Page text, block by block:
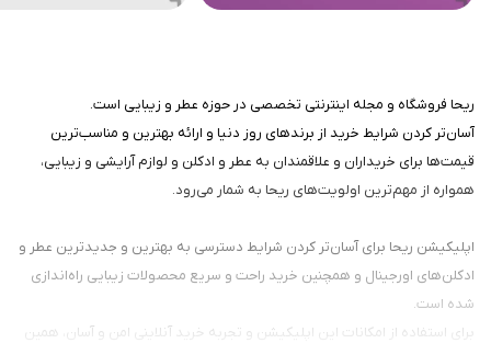
ریحا فروشگاه و مجله اینترنتی تخصصی در حوزه عطر و زیبایی است.
آسان‌تر کردن شرایط خرید از برندهای روز دنیا و ارائه بهترین و مناسب‌ترین
قیمت‏‌ها برای خریداران و علاقمندان به عطر و ادکلن و لوازم آرایشی و زیبایی،
همواره از مهم‌ترین اولویت‌های ریحا به شمار می‌رود.
اپلیکیشن ریحا برای آسان‌تر کردن شرایط دسترسی به بهترین و جدیدترین عطر و
ادکلن‌های اورجینال و همچنین خرید راحت و سریع محصولات زیبایی راه‌اندازی
شده است.
برای استفاده از امکانات این اپلیکیشن و تجربه خرید آنلاینی امن و آسان، همین